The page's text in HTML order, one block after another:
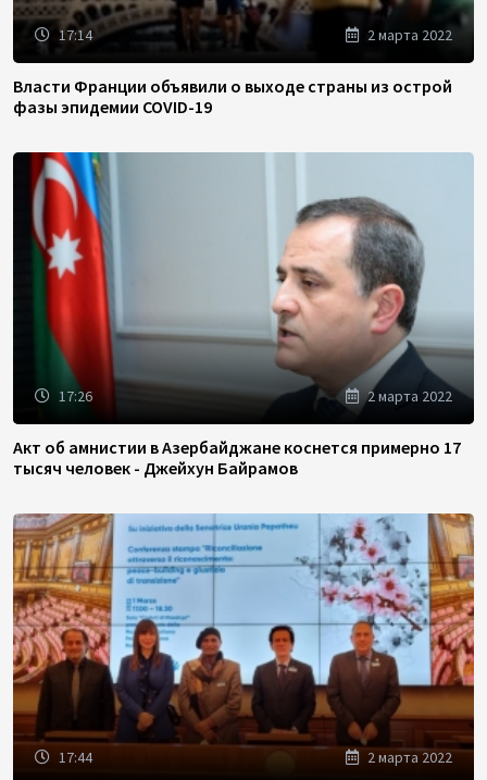
17:14 2 марта 2022
Власти Франции объявили о выходе страны из острой
фазы эпидемии COVID-19
17:26 2 марта 2022
Акт об амнистии в Азербайджане коснется примерно 17
тысяч человек - Джейхун Байрамов
17:44 2 марта 2022